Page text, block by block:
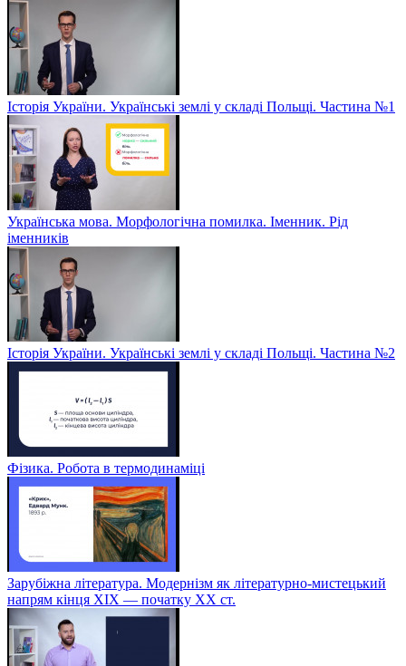
Історія України. Українські землі у складі Польщі. Частина №1
Українська мова. Морфологічна помилка. Іменник. Рід
іменників
Історія України. Українські землі у складі Польщі. Частина №2
Фізика. Робота в термодинаміці
Зарубіжна література. Модернізм як літературно-мистецький
напрям кінця XIX — початку XX ст.